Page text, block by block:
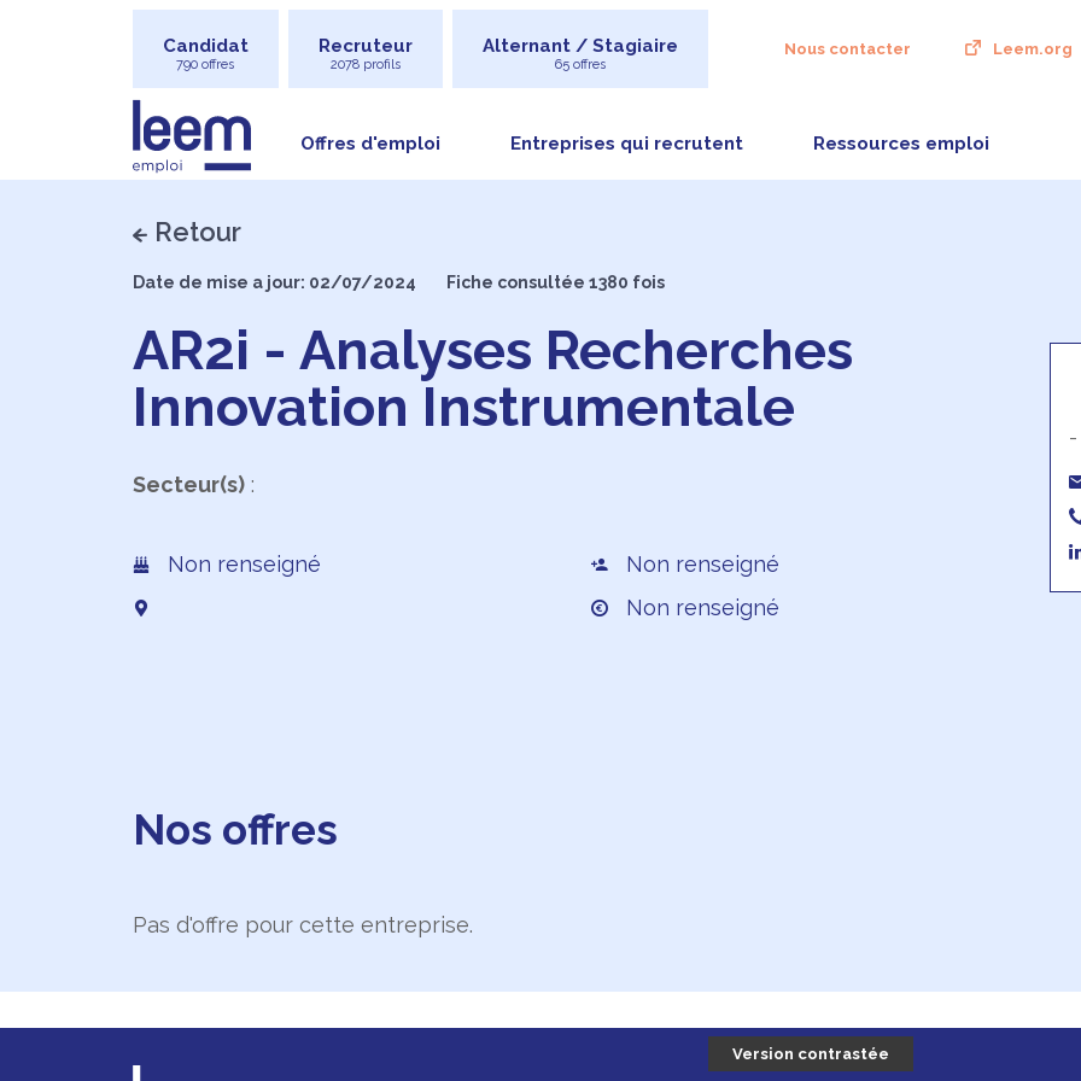
Candidat
790 offres
Recruteur
2078 profils
Alternant / Stagiaire
65 offres
Nous contacter Leem.org
Offres d'emploi Entreprises qui recrutent Ressources emploi
Retour
Date de mise a jour: 02/07/2024 Fiche consultée 1380 fois
AR2i - Analyses Recherches
Innovation Instrumentale
Secteur(s):
Non renseigné
Non renseigné
Non renseigné
-
Nos offres
Pas d'offre pour cette entreprise.
Version contrastée